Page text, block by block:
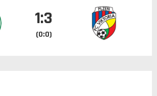
1:3
(0:0)